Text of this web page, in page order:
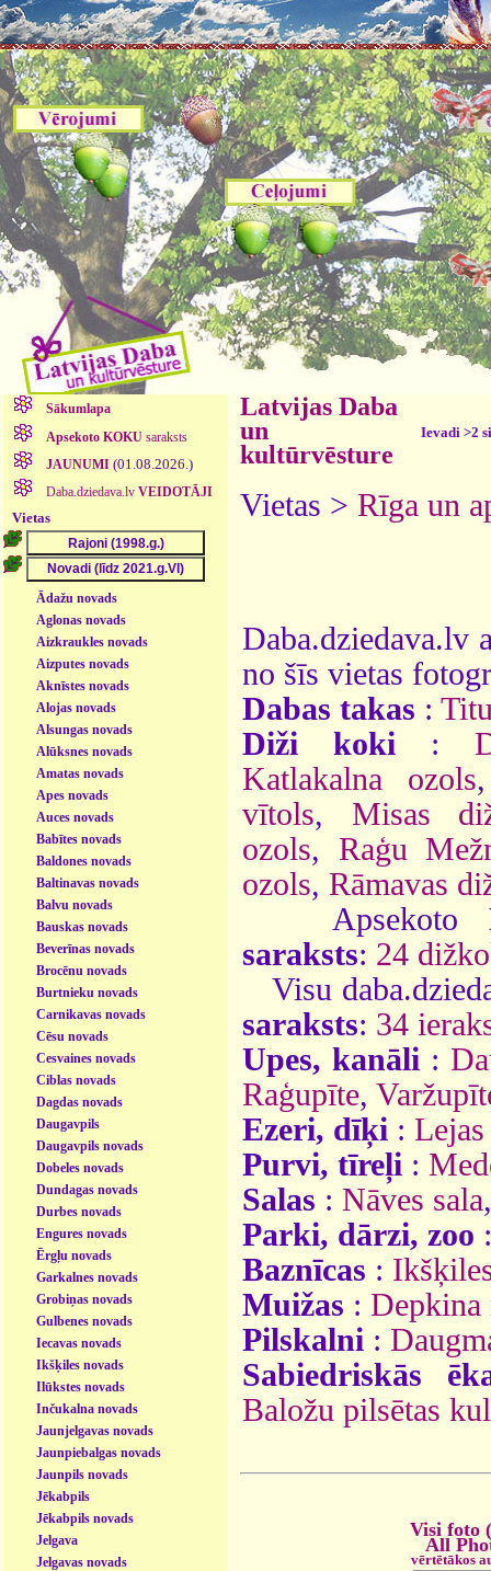
Sākumlapa
Apsekoto KOKUsaraksts
JAUNUMI (01.08.2026.)
Daba.dziedava.lv VEIDOTĀJI
Vietas
Ādažu novads
Aglonas novads
Aizkraukles novads
Aizputes novads
Aknīstes novads
Alojas novads
Alsungas novads
Alūksnes novads
Amatas novads
Apes novads
Auces novads
Babītes novads
Baldones novads
Baltinavas novads
Balvu novads
Bauskas novads
Beverīnas novads
Brocēnu novads
Burtnieku novads
Carnikavas novads
Cēsu novads
Cesvaines novads
Ciblas novads
Dagdas novads
Daugavpils
Daugavpils novads
Dobeles novads
Dundagas novads
Durbes novads
Engures novads
Ērgļu novads
Garkalnes novads
Grobiņas novads
Gulbenes novads
Iecavas novads
Ikšķiles novads
Ilūkstes novads
Inčukalna novads
Jaunjelgavas novads
Jaunpiebalgas novads
Jaunpils novads
Jēkabpils
Jēkabpils novads
Jelgava
Jelgavas novads
Latvijas Daba
un
kultūrvēsture
Ievadi >2
Vietas > Rīga un
Daba.dziedava.lv
no šīs vietas
Dabas takas :
Diži koki :
Katlakalna ozols
vītols, Misas
ozols, Raģu
ozols, Rāmavas
Apsekoto
saraksts: 24
Visu
saraksts: 34
Upes, kanāli :
Raģupīte,
Ezeri, dīķi : Lejas
Purvi, tīreļi :
Salas : Nāves sala
Parki, dārzi, zoo
Baznīcas :
Muižas : Depkina
Pilskalni :
Sabiedriskās
Baložu pilsētas
Visi foto
All
vērtētākos